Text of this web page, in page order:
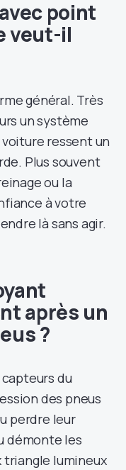
point
veut-il
général. Très
un système
ressent un
Plus souvent
ou la
à votre
là sans agir.
après un
?
du
des pneus
perdre leur
démonte les
triangle lumineux